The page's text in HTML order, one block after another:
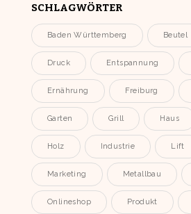
SCHLAGWÖRTER
Baden Württemberg Beutel
Druck Entspannung
Ernährung Freiburg
Garten Grill Haus
Holz Industrie Lift
Marketing Metallbau
Onlineshop Produkt